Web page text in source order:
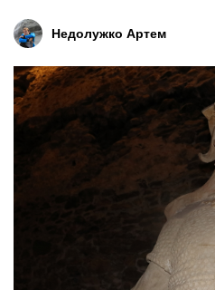
Недолужко Артем